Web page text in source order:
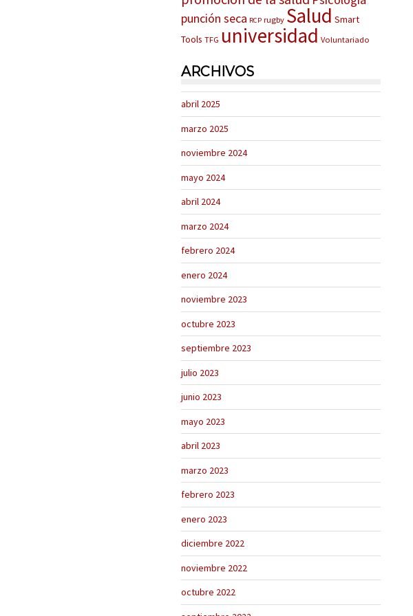
punción seca RCP rugby Salud Smart
Tools TFG universidad Voluntariado
ARCHIVOS
abril 2025
marzo 2025
noviembre 2024
mayo 2024
abril 2024
marzo 2024
febrero 2024
enero 2024
noviembre 2023
octubre 2023
septiembre 2023
julio 2023
junio 2023
mayo 2023
abril 2023
marzo 2023
febrero 2023
enero 2023
diciembre 2022
noviembre 2022
octubre 2022